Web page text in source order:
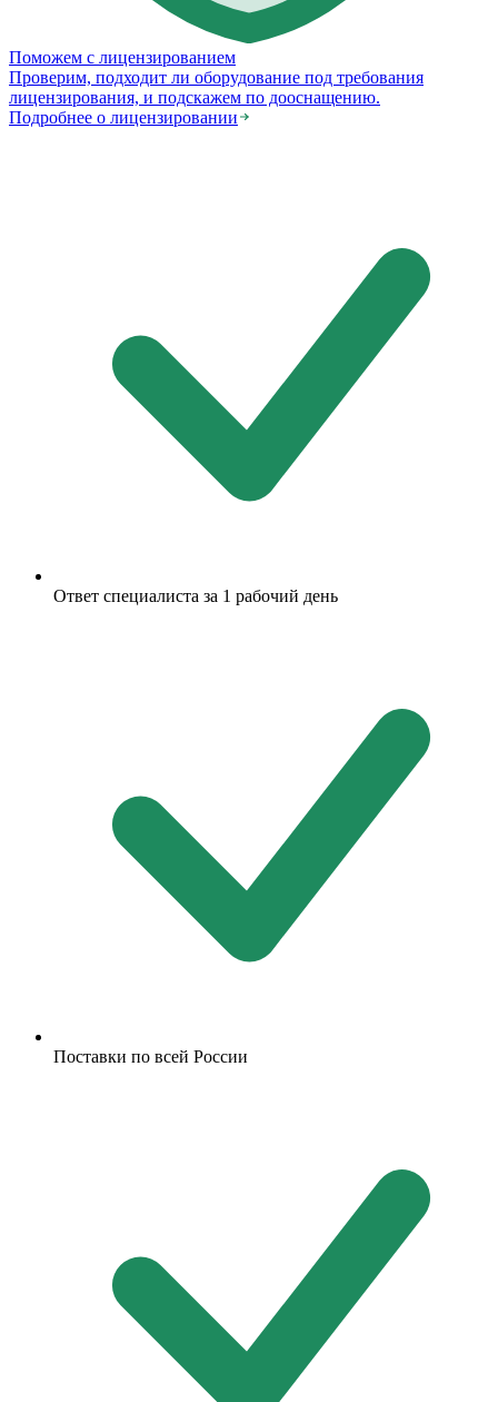
Поможем с лицензированием
Проверим, подходит ли оборудование под требования
лицензирования, и подскажем по дооснащению.
Подробнее о лицензировании
Ответ специалиста за 1 рабочий день
Поставки по всей России